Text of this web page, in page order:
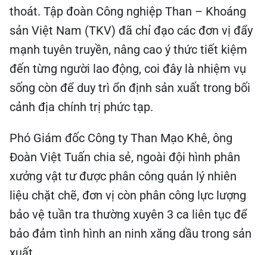
thoát. Tập đoàn Công nghiệp Than – Khoáng
sản Việt Nam (TKV) đã chỉ đạo các đơn vị đẩy
mạnh tuyên truyền, nâng cao ý thức tiết kiệm
đến từng người lao động, coi đây là nhiệm vụ
sống còn để duy trì ổn định sản xuất trong bối
cảnh địa chính trị phức tạp.
Phó Giám đốc Công ty Than Mạo Khê, ông
Đoàn Việt Tuấn chia sẻ, ngoài đội hình phân
xưởng vật tư được phân công quản lý nhiên
liệu chặt chẽ, đơn vị còn phân công lực lượng
bảo vệ tuần tra thường xuyên 3 ca liên tục để
bảo đảm tình hình an ninh xăng dầu trong sản